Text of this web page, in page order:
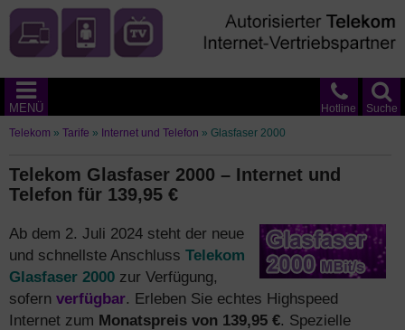
Suche
Hotline
MENÜ
Telekom » Tarife » Internet und Telefon » Glasfaser 2000
Telekom Glasfaser 2000 – Internet und
Telefon für 139,95 €
Ab dem 2. Juli 2024 steht der neue
und schnellste Anschluss Telekom
Glasfaser 2000 zur Verfügung,
sofern verfügbar. Erleben Sie echtes Highspeed
Internet zum Monatspreis von 139,95 €. Spezielle